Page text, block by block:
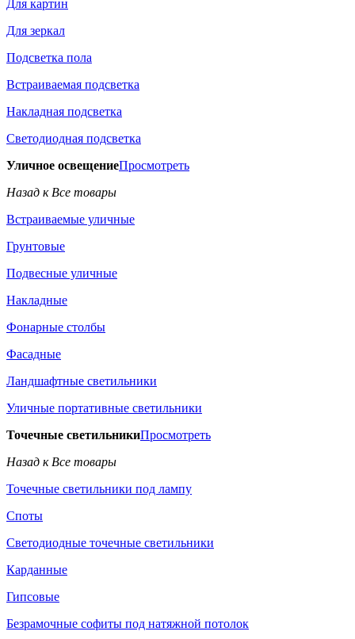
Для картин
Для зеркал
Подсветка пола
Встраиваемая подсветка
Накладная подсветка
Светодиодная подсветка
Уличное освещениеПросмотреть
Назад к Все товары
Встраиваемые уличные
Грунтовые
Подвесные уличные
Накладные
Фонарные столбы
Фасадные
Ландшафтные светильники
Уличные портативные светильники
Точечные светильникиПросмотреть
Назад к Все товары
Точечные светильники под лампу
Споты
Светодиодные точечные светильники
Карданные
Гипсовые
Безрамочные софиты под натяжной потолок